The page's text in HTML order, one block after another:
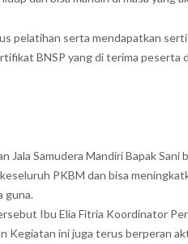
pelatihan serta mendapatkan
BNSP yang di terima peserta
Jala Samudera Mandiri Bapak
PKBM dan bisa
guna.
Ibu Elia Fitria Koordinator
Kegiatan ini juga terus berperan